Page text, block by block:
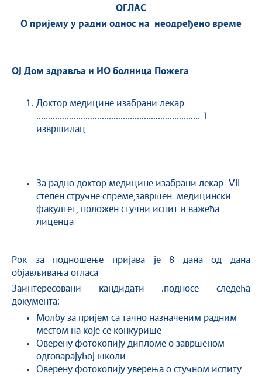
ОГЛАС
О пријему у радни однос на неодређено време
ОЈ Дом здравља и ИО болница Пожега
Доктор медицине изабрани лекар
...................................................................... 1
извршилац
За радно доктор медицине изабрани лекар -VII
степен стручне спреме,завршен медицински
факултет, положен стучни испит и важећа
лиценца
Рок за подношење пријава је 8 дана од дана
објављивања огласа
Заинтересовани кандидати .подносе следећа
документа:
Молбу за пријем са тачно назначеним радним
местом на које се конкурише
Оверену фотокопију дипломе о завршеном
одговарајућој школи
Оверену фотокопију уверења о стучном испиту